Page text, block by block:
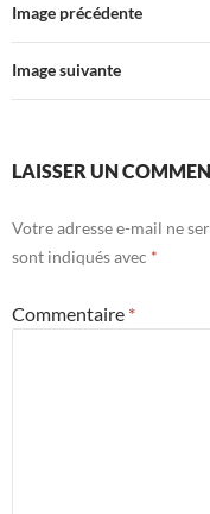
Image précédente
Image suivante
LAISSER UN
Votre adresse e-mail ne
sont indiqués avec *
Commentaire *